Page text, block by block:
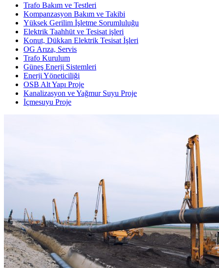
Trafo Bakım ve Testleri
Kompanzasyon Bakım ve Takibi
Yüksek Gerilim İşletme Sorumluluğu
Elektrik Taahhüt ve Tesisat işleri
Konut, Dükkan Elektrik Tesisat İşleri
OG Arıza, Servis
Trafo Kurulum
Güneş Enerji Sistemleri
Enerji Yöneticiliği
OSB Alt Yapı Proje
Kanalizasyon ve Yağmur Suyu Proje
İçmesuyu Proje